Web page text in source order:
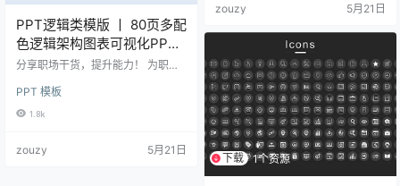
zouzy 5月21日
PPT逻辑类模版 丨 80页多配
色逻辑架构图表可视化PPT
模板
分享职场干货，提升能力！ 为职场
薪！
PPT 模板
1.8k
zouzy 5月21日
下载 1个资源